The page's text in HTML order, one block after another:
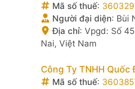
Mã số thuế:
Người đại diện: Bùi
Địa chỉ: Vpgd: Số
Nai, Việt Nam
Công Ty TNHH Quốc
Mã số thuế: